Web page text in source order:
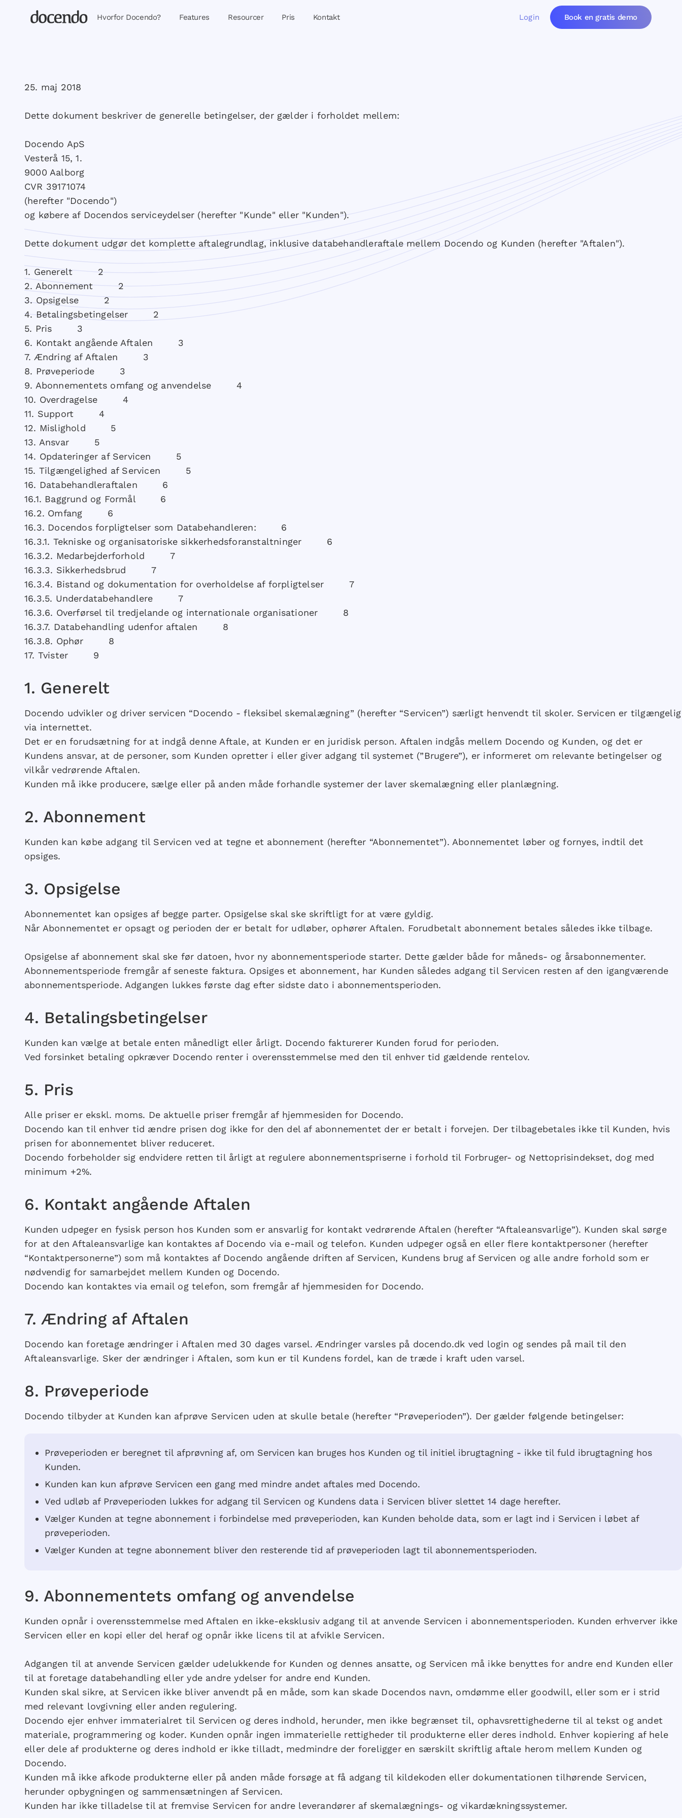
Hvorfor Docendo? Features Resourcer Pris Kontakt Login Book en gratis demo
25. maj 2018
Dette dokument beskriver de generelle betingelser, der gælder i forholdet mellem:
Docendo ApS
Vesterå 15, 1.
9000 Aalborg
CVR 39171074
(herefter "Docendo")
og købere af Docendos serviceydelser (herefter "Kunde" eller "Kunden").
Dette dokument udgør det komplette aftalegrundlag, inklusive databehandleraftale mellem Docendo og Kunden (herefter "Aftalen").
​1.​ Generelt 2
​2.​ Abonnement 2
​3.​ Opsigelse 2
​4.​ Betalingsbetingelser 2
​5.​ Pris 3
​6.​ Kontakt angående Aftalen 3
​7.​ Ændring af Aftalen 3
​8.​ Prøveperiode 3
9.​ Abonnementets omfang og anvendelse 4
​10.​ Overdragelse 4
​11.​ Support 4
12.​ Mislighold 5
​13.​ Ansvar 5
​14.​ Opdateringer af Servicen 5
​15.​ Tilgængelighed af Servicen 5
​16.​ Databehandleraftalen 6
​16.1.​ Baggrund og Formål 6
​16.2.​ Omfang 6
​16.3.​ Docendos forpligtelser som Databehandleren: 6
​16.3.1.​ Tekniske og organisatoriske sikkerhedsforanstaltninger 6
​16.3.2.​ Medarbejderforhold 7
​16.3.3.​ Sikkerhedsbrud 7
​16.3.4.​ Bistand og dokumentation for overholdelse af forpligtelser 7
​16.3.5.​ Underdatabehandlere 7
16.3.6.​ Overførsel til tredjelande og internationale organisationer 8
​16.3.7.​ Databehandling udenfor aftalen 8
​16.3.8.​ Ophør 8
​17.​ Tvister 9
​1.​ Generelt
Docendo udvikler og driver servicen “Docendo - fleksibel skemalægning” (herefter “Servicen”) særligt henvendt til skoler. Servicen er tilgængelig
via internettet.
Det er en forudsætning for at indgå denne Aftale, at Kunden er en juridisk person. Aftalen indgås mellem Docendo og Kunden, og det er
Kundens ansvar, at de personer, som Kunden opretter i eller giver adgang til systemet (”Brugere”), er informeret om relevante betingelser og
vilkår vedrørende Aftalen.
Kunden må ikke producere, sælge eller på anden måde forhandle systemer der laver skemalægning eller planlægning.
​2.​ Abonnement
Kunden kan købe adgang til Servicen ved at tegne et abonnement (herefter “Abonnementet”). Abonnementet løber og fornyes, indtil det
opsiges.
​3.​ Opsigelse
Abonnementet kan opsiges af begge parter. Opsigelse skal ske skriftligt for at være gyldig.
Når Abonnementet er opsagt og perioden der er betalt for udløber, ophører Aftalen. Forudbetalt abonnement betales således ikke tilbage.
Opsigelse af abonnement skal ske før datoen, hvor ny abonnementsperiode starter. Dette gælder både for måneds- og årsabonnementer.
Abonnementsperiode fremgår af seneste faktura. Opsiges et abonnement, har Kunden således adgang til Servicen resten af den igangværende
abonnementsperiode. Adgangen lukkes første dag efter sidste dato i abonnementsperioden.
​4.​ Betalingsbetingelser
Kunden kan vælge at betale enten månedligt eller årligt. Docendo fakturerer Kunden forud for perioden.
Ved forsinket betaling opkræver Docendo renter i overensstemmelse med den til enhver tid gældende rentelov.
​5.​ Pris
Alle priser er ekskl. moms. De aktuelle priser fremgår af hjemmesiden for Docendo.
Docendo kan til enhver tid ændre prisen dog ikke for den del af abonnementet der er betalt i forvejen. Der tilbagebetales ikke til Kunden, hvis
prisen for abonnementet bliver reduceret.
Docendo forbeholder sig endvidere retten til årligt at regulere abonnementspriserne i forhold til Forbruger- og Nettoprisindekset, dog med
minimum +2%.
​6.​ Kontakt angående Aftalen
Kunden udpeger en fysisk person hos Kunden som er ansvarlig for kontakt vedrørende Aftalen (herefter “Aftaleansvarlige”). Kunden skal sørge
for at den Aftaleansvarlige kan kontaktes af Docendo via e-mail og telefon. Kunden udpeger også en eller flere kontaktpersoner (herefter
“Kontaktpersonerne”) som må kontaktes af Docendo angående driften af Servicen, Kundens brug af Servicen og alle andre forhold som er
nødvendig for samarbejdet mellem Kunden og Docendo.
Docendo kan kontaktes via email og telefon, som fremgår af hjemmesiden for Docendo.
​7.​ Ændring af Aftalen
Docendo kan foretage ændringer i Aftalen med 30 dages varsel. Ændringer varsles på docendo.dk ved login og sendes på mail til den
Aftaleansvarlige. Sker der ændringer i Aftalen, som kun er til Kundens fordel, kan de træde i kraft uden varsel.
​8.​ Prøveperiode
Docendo tilbyder at Kunden kan afprøve Servicen uden at skulle betale (herefter “Prøveperioden”). Der gælder følgende betingelser:
Prøveperioden er beregnet til afprøvning af, om Servicen kan bruges hos Kunden og til initiel ibrugtagning - ikke til fuld ibrugtagning hos
Kunden.
Kunden kan kun afprøve Servicen een gang med mindre andet aftales med Docendo.
Ved udløb af Prøveperioden lukkes for adgang til Servicen og Kundens data i Servicen bliver slettet 14 dage herefter.
Vælger Kunden at tegne abonnement i forbindelse med prøveperioden, kan Kunden beholde data, som er lagt ind i Servicen i løbet af
prøveperioden.
Vælger Kunden at tegne abonnement bliver den resterende tid af prøveperioden lagt til abonnementsperioden.
9.​ Abonnementets omfang og anvendelse
Kunden opnår i overensstemmelse med Aftalen en ikke-eksklusiv adgang til at anvende Servicen i abonnementsperioden. Kunden erhverver ikke
Servicen eller en kopi eller del heraf og opnår ikke licens til at afvikle Servicen.
Adgangen til at anvende Servicen gælder udelukkende for Kunden og dennes ansatte, og Servicen må ikke benyttes for andre end Kunden eller
til at foretage databehandling eller yde andre ydelser for andre end Kunden.
Kunden skal sikre, at Servicen ikke bliver anvendt på en måde, som kan skade Docendos navn, omdømme eller goodwill, eller som er i strid
med relevant lovgivning eller anden regulering.
Docendo ejer enhver immaterialret til Servicen og deres indhold, herunder, men ikke begrænset til, ophavsrettighederne til al tekst og andet
materiale, programmering og koder. Kunden opnår ingen immaterielle rettigheder til produkterne eller deres indhold. Enhver kopiering af hele
eller dele af produkterne og deres indhold er ikke tilladt, medmindre der foreligger en særskilt skriftlig aftale herom mellem Kunden og
Docendo.
Kunden må ikke afkode produkterne eller på anden måde forsøge at få adgang til kildekoden eller dokumentationen tilhørende Servicen,
herunder opbygningen og sammensætningen af Servicen.
Kunden har ikke tilladelse til at fremvise Servicen for andre leverandører af skemalægnings- og vikardækningssystemer.